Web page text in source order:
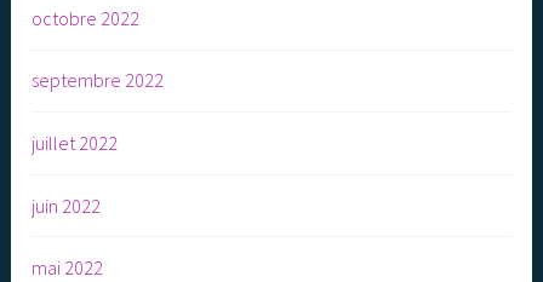
octobre 2022
septembre 2022
juillet 2022
juin 2022
mai 2022